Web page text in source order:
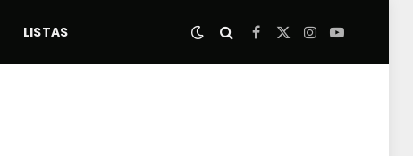
LISTAS Facebook
X
Instagram
YouTube